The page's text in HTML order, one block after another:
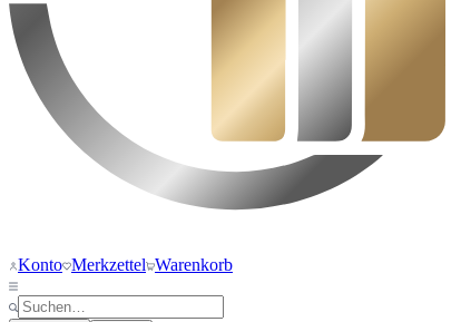
Konto Merkzettel Warenkorb